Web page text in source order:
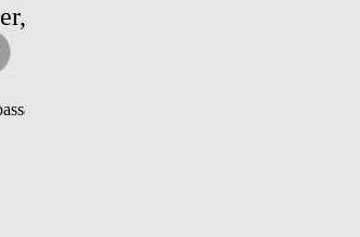
Camila Cabello e Chappell